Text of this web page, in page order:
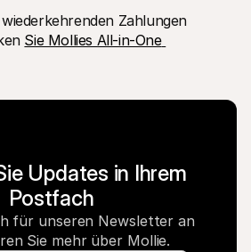
Zahlungen
Sie Mollies All-in-One
Updates in Ihrem
Postfach
für unseren Newsletter an
Sie mehr über Mollie.